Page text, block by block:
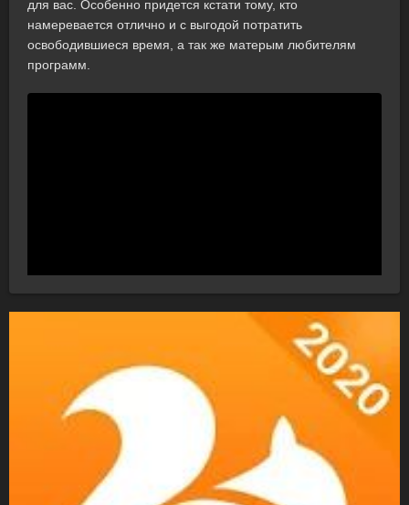
для вас. Особенно придется кстати тому, кто
намеревается отлично и с выгодой потратить
освободившиеся время, а так же матерым любителям
программ.